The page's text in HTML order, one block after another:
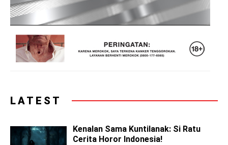
LATEST
Kenalan Sama Kuntilanak: Si Ratu
Cerita Horor Indonesia!